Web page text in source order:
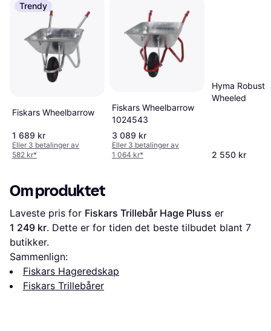
Trendy
Fiskars Wheelbarrow
1 689 kr
Eller 3 betalinger av
582 kr*
Fiskars Wheelbarrow
1024543
3 089 kr
Eller 3 betalinger av
1 064 kr*
Hyma Robust
Wheeled
2 550 kr
Om produktet
Laveste pris for Fiskars Trillebår Hage Pluss
1 249 kr. Dette er for tiden det beste tilbudet blant 7
butikker.
Sammenlign:
Fiskars Hageredskap
Fiskars Trillebårer